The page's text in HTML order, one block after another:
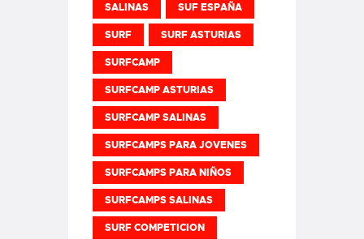
SALINAS SUF ESPAÑA
SURF SURF ASTURIAS
SURFCAMP
SURFCAMP ASTURIAS
SURFCAMP SALINAS
SURFCAMPS PARA JOVENES
SURFCAMPS PARA NIÑOS
SURFCAMPS SALINAS
SURF COMPETICION